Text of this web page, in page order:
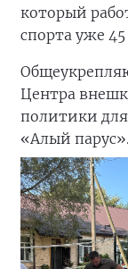
который
спорта уже 45
Центра
политики для
«Алый парус».